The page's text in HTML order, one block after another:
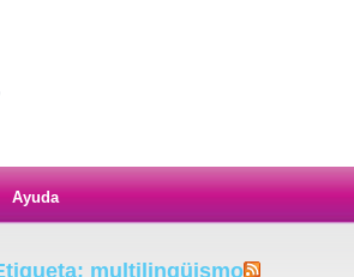
Ayuda
multilingüismo